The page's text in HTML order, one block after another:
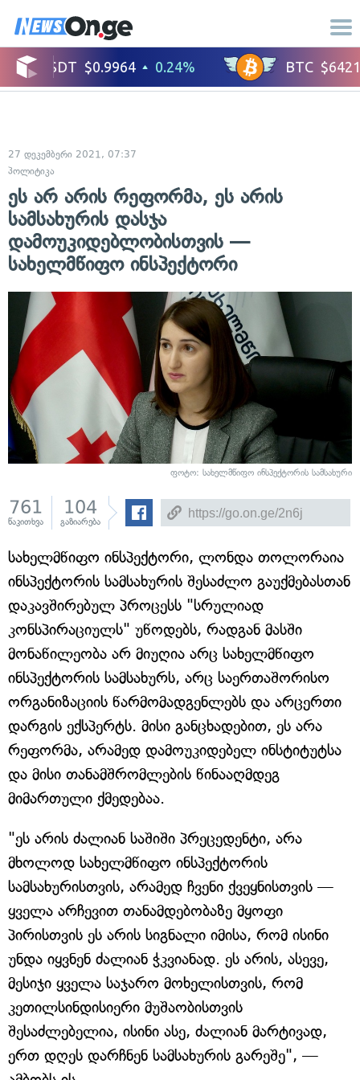
27 დეკემბერი 2021, 07:37
პოლიტიკა
ეს არ არის რეფორმა, ეს არის
სამსახურის დასჯა
დამოუკიდებლობისთვის —
სახელმწიფო ინსპექტორი
ფოტო: სახელმწიფო ინსპექტორის სამსახური
761
წაკითხვა
104
გაზიარება
სახელმწიფო ინსპექტორი, ლონდა თოლორაია
ინსპექტორის სამსახურის შესაძლო გაუქმებასთან
დაკავშირებულ პროცესს "სრულიად
კონსპირაციულს" უწოდებს, რადგან მასში
მონაწილეობა არ მიუღია არც სახელმწიფო
ინსპექტორის სამსახურს, არც საერთაშორისო
ორგანიზაციის წარმომადგენლებს და არცერთი
დარგის ექსპერტს. მისი განცხადებით, ეს არა
რეფორმა, არამედ დამოუკიდებელ ინსტიტუტსა
და მისი თანამშრომლების წინააღმდეგ
მიმართული ქმედებაა.
"ეს არის ძალიან საშიში პრეცედენტი, არა
მხოლოდ სახელმწიფო ინსპექტორის
სამსახურისთვის, არამედ ჩვენი ქვეყნისთვის —
ყველა არჩევით თანამდებობაზე მყოფი
პირისთვის ეს არის სიგნალი იმისა, რომ ისინი
უნდა იყვნენ ძალიან ჭკვიანად. ეს არის, ასევე,
მესიჯი ყველა საჯარო მოხელისთვის, რომ
კეთილსინდისიერი მუშაობისთვის
შესაძლებელია, ისინი ასე, ძალიან მარტივად,
ერთ დღეს დარჩნენ სამსახურის გარეშე", —